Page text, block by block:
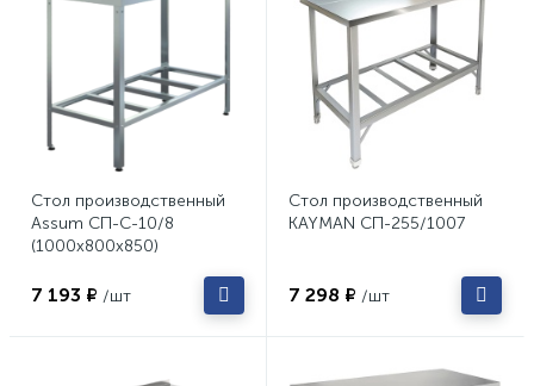
Стол производственный
Assum СП-С-10/8
(1000х800х850)
7 193 ₽ /шт
Стол производственный
KAYMAN СП-255/1007
7 298 ₽ /шт